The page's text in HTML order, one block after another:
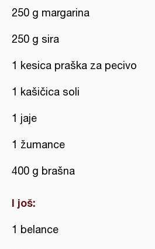
250 g margarina
250 g sira
1 kesica praška za pecivo
1 kašičica soli
1 jaje
1 žumance
400 g brašna
I još:
1 belance